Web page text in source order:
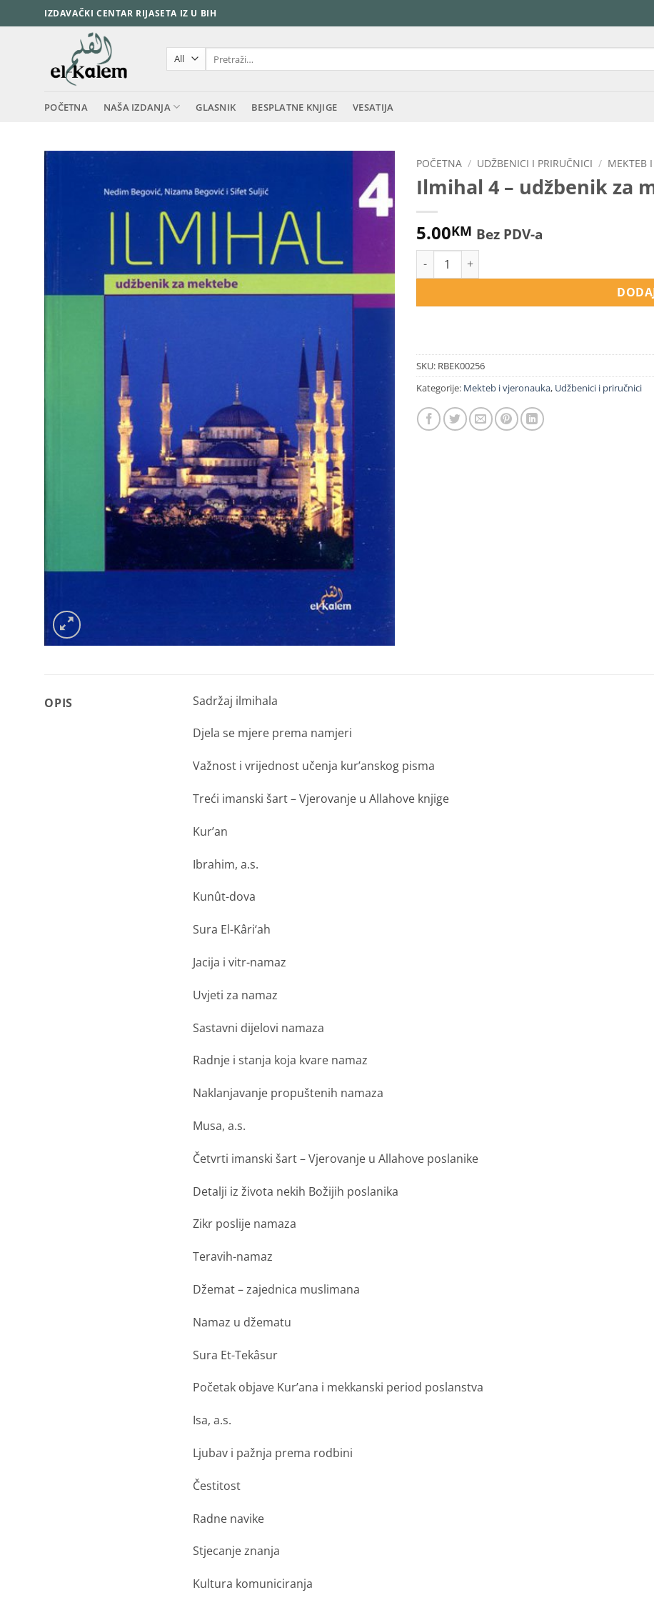
to
IZDAVAČKI CENTAR RIJASETA IZ U BIH
POČETNA NAŠA IZDANJA GLASNIK BESPLATNE KNJIGE VESATIJA
POČETNA / UDŽBENICI I PRIRUČNICI / MEKTEB
Ilmihal 4 – udžbenik za
5.00KM Bez PDV-a
Ilmihal 4 - udžbenik za mektebe količina
SKU: RBEK00256
Kategorije: Mekteb i vjeronauka, Udžbenici i priručnici
OPIS Sadržaj ilmihala
Djela se mjere prema namjeri
Važnost i vrijednost učenja kur’anskog pisma
Treći imanski šart–Vjerovanje u Allahove knjige
Kur’an
Ibrahim, a.s.
Kunût-dova
Sura El-Kâri‘ah
Jacija i vitr-namaz
Uvjeti za namaz
Sastavni dijelovi namaza
Radnje i stanja koja kvare namaz
Naklanjavanje propuštenih namaza
Musa, a.s.
Četvrti imanski šart–Vjerovanje u Allahove poslanike
Detalji iz života nekih Božijih poslanika
Zikr poslije namaza
Teravih-namaz
Džemat – zajednica muslimana
Namaz u džematu
Sura Et-Tekâsur
Početak objave Kur’ana i mekkanski period poslanstva
Isa, a.s.
Ljubav i pažnja prema rodbini
Čestitost
Radne navike
Stjecanje znanja
Kultura komuniciranja